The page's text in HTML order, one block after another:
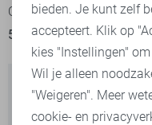
Only & Sons Jeans
55,95 69,99
bieden. Je kunt zelf
accepteert. Klik op
kies "Instellingen"
Wil je alleen
"Weigeren". Meer
cookie- en